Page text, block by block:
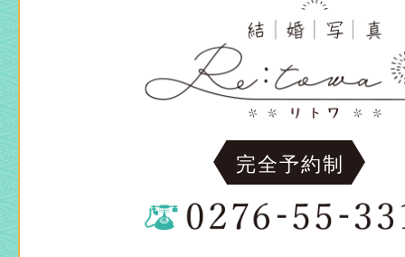
完全予約制